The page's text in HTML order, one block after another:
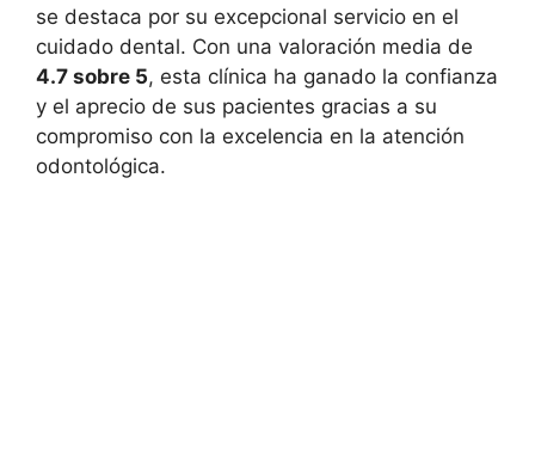
se destaca por su excepcional servicio en el
cuidado dental. Con una valoración media de
4.7 sobre 5, esta clínica ha ganado la confianza
y el aprecio de sus pacientes gracias a su
compromiso con la excelencia en la atención
odontológica.